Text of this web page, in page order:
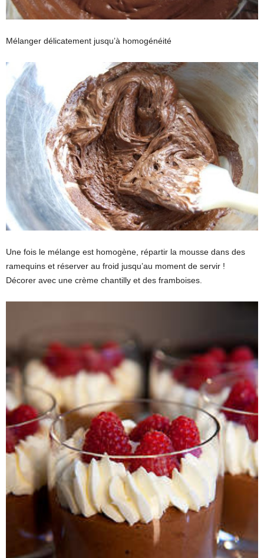
Mélanger délicatement jusqu’à homogénéité
Une fois le mélange est homogène, répartir la mousse dans des
ramequins et réserver au froid jusqu’au moment de servir !
Décorer avec une crème chantilly et des framboises.